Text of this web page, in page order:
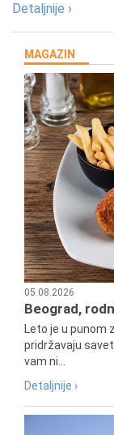
Detaljnije ›
MAGAZIN
05.08.2026
Beograd,
Leto je u punom
pridržavaju
vam ni...
Detaljnije ›